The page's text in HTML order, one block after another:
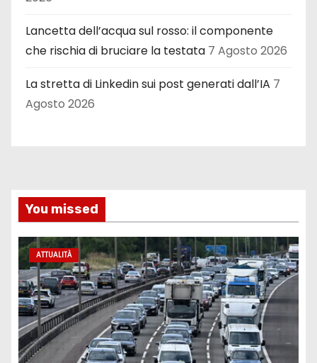
Lancetta dell’acqua sul rosso: il componente
che rischia di bruciare la testata 7 Agosto 2026
La stretta di Linkedin sui post generati dall’IA 7
Agosto 2026
You missed
ATTUALITÀ